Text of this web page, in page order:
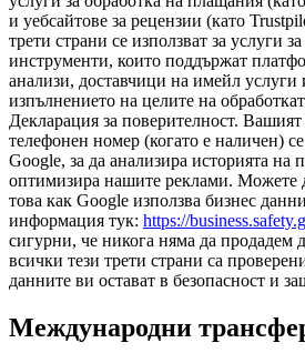
и уебсайтове за рецензии (като
трети страни се използват за услуги
инструменти, които поддържат
анализи, доставчици на имейл услуги
изпълнението на целите на
Декларация за поверителност.
телефонен номер (когато е наличен)
Google, за да анализира историята на
оптимизира нашите реклами. Можете
това как Google използва бизнес
информация тук: https://
сигурни, че никога няма да продадем
всички тези трети страни са
данните ви остават в безопасност и
Международни